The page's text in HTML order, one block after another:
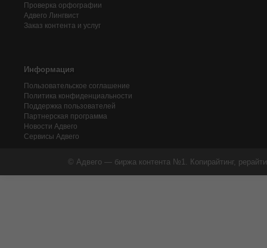
Проверка орфографии
Адвего Лингвист
Заказ контента и услуг
Информация
Пользовательское соглашение
Политика конфиденциальности
Поддержка пользователей
Партнерская программа
Новости Адвего
Сервисы Адвего
© Адвего — биржа контента №1. Копирайтинг,